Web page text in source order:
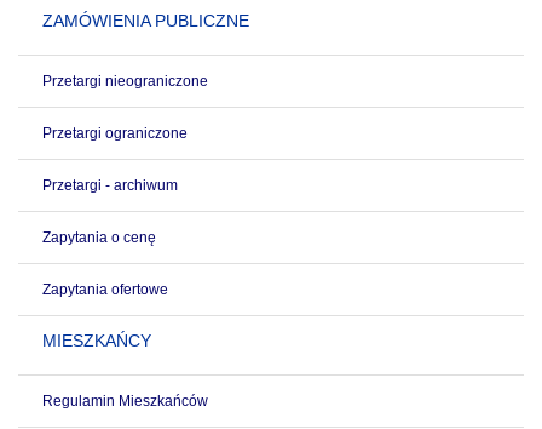
ZAMÓWIENIA PUBLICZNE
Przetargi nieograniczone
Przetargi ograniczone
Przetargi - archiwum
Zapytania o cenę
Zapytania ofertowe
MIESZKAŃCY
Regulamin Mieszkańców